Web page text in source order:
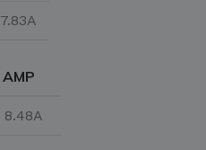
7.83A
AMP
8.48A